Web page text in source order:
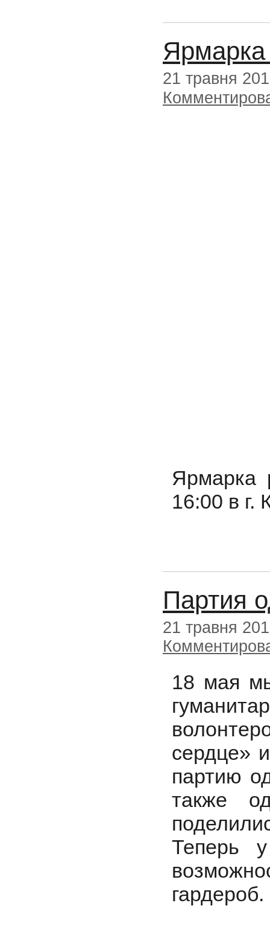
21 травня
Ярмарка
16:00 в г.
Партия
21 травня
18 мая
сердце»
партию
также
Теперь
гардероб.